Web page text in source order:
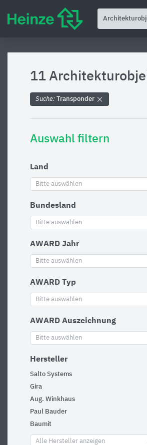
11
Suche: Transponder
Auswahl filtern
Land
Bitte auswählen
Bundesland
Bitte auswählen
AWARD Jahr
Bitte auswählen
AWARD Typ
Bitte auswählen
AWARD Auszeichnung
Bitte auswählen
Hersteller
Salto Systems
Gira
Aug. Winkhaus
Paul Bauder
Baumit
Alle Hersteller anzeigen